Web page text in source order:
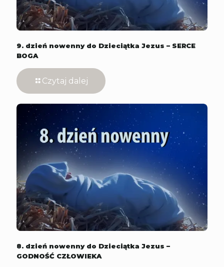
9. dzień nowenny do Dzieciątka Jezus – SERCE
BOGA
Czytaj dalej
8. dzień nowenny do Dzieciątka Jezus –
GODNOŚĆ CZŁOWIEKA